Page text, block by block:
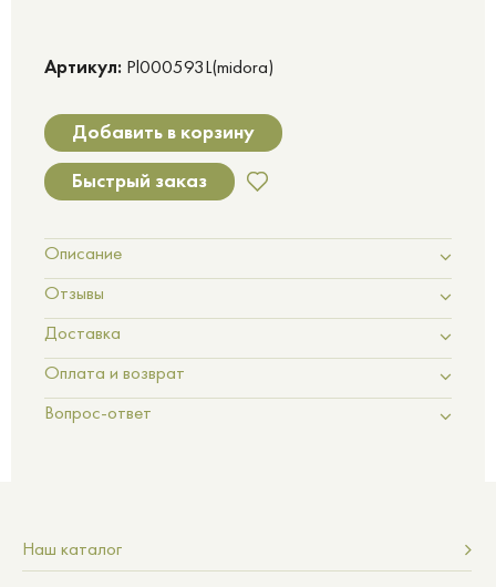
Артикул: Pl000593L(midora)
Добавить в корзину
Быстрый заказ
Описание
Отзывы
Доставка
Оплата и возврат
Вопрос-ответ
Наш каталог